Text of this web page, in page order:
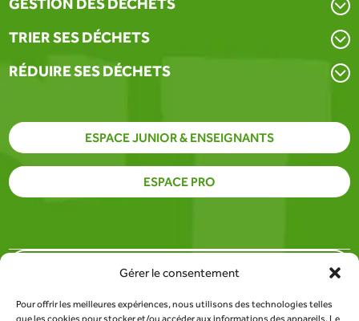
Gérer le consentement
Pour offrir les meilleures expériences, nous utilisons des technologies telles
que les cookies pour stocker et/ou accéder aux informations des appareils. Le
TRIER SES DÉCHETS
RÉDUIRE SES DÉCHETS
ESPACE JUNIOR & ENSEIGNANTS
ESPACE PRO
SITE DU SDEE DE LA LOZÈRE